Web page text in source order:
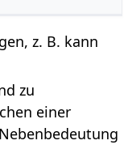
z. B. kann
zu
einer